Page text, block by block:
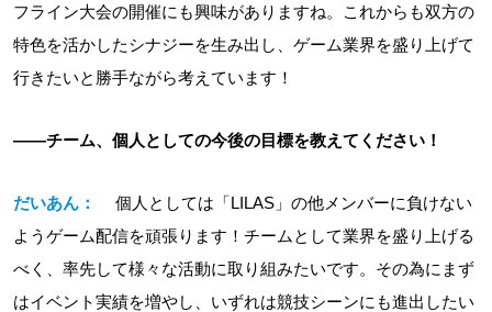
フライン大会の開催にも興味がありますね。これからも双方の
特色を活かしたシナジーを生み出し、ゲーム業界を盛り上げて
行きたいと勝手ながら考えています！
――チーム、個人としての今後の目標を教えてください！
だいあん：
個人としては「LILAS」の他メンバーに負けない
ようゲーム配信を頑張ります！チームとして業界を盛り上げる
べく、率先して様々な活動に取り組みたいです。その為にまず
はイベント実績を増やし、いずれは競技シーンにも進出したい